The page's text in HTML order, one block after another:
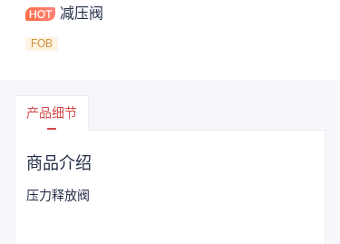
减压阀
FOB
产品细节
商品介绍
压力释放阀